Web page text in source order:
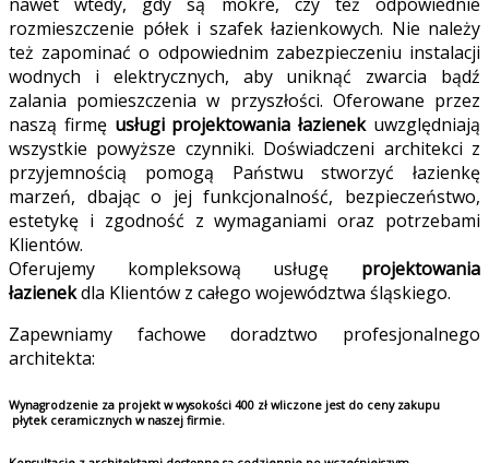
nawet wtedy, gdy są mokre, czy też odpowiednie
rozmieszczenie półek i szafek łazienkowych. Nie należy
też zapominać o odpowiednim zabezpieczeniu instalacji
wodnych i elektrycznych, aby uniknąć zwarcia bądź
zalania pomieszczenia w przyszłości. Oferowane przez
naszą firmę usługi projektowania łazienekuwzględniają
wszystkie powyższe czynniki. Doświadczeni architekci z
przyjemnością pomogą Państwu stworzyć łazienkę
marzeń, dbając o jej funkcjonalność, bezpieczeństwo,
estetykę i zgodność z wymaganiami oraz potrzebami
Klientów.
Oferujemy kompleksową usługę projektowania
łazienekdla Klientów z całego województwa śląskiego.
Zapewniamy fachowe doradztwo profesjonalnego
architekta:
Wynagrodzenie za projekt w wysokości 400 zł wliczone jest do ceny zakupu
płytek ceramicznych w naszej firmie.